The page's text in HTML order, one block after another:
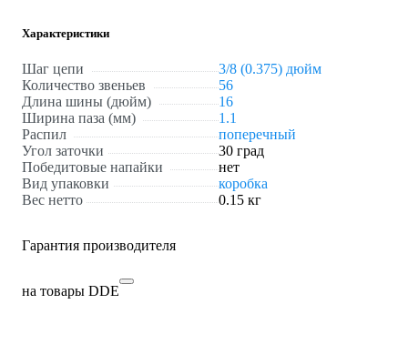
Характеристики
Шаг цепи
3/8 (0.375) дюйм
Количество звеньев
56
Длина шины (дюйм)
16
Ширина паза (мм)
1.1
Распил
поперечный
Угол заточки
30 град
Победитовые напайки
нет
Вид упаковки
коробка
Вес нетто
0.15 кг
Гарантия производителя
на товары DDE